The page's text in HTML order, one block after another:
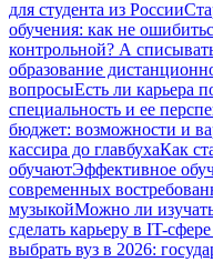
для студента из России
обучения: как не
контрольной? А
образование
вопросыЕсть ли карьера
специальность и ее
бюджет: возможности и
кассира до главбухаКак
обучаютЭффективное
современных
музыкойМожно ли
сделать карьеру в IT-
выбрать вуз в 2026: